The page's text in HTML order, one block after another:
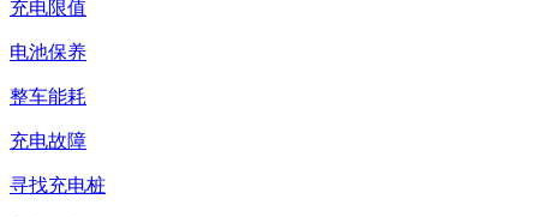
充电限值
电池保养
整车能耗
充电故障
寻找充电桩